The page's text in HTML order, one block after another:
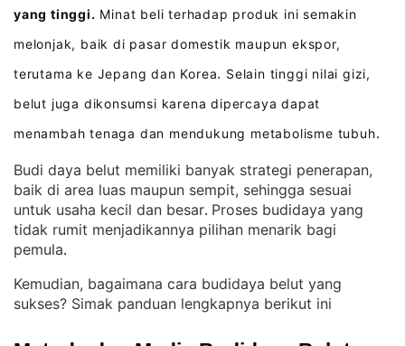
yang tinggi. Minat beli terhadap produk ini semakin
melonjak, baik di pasar domestik maupun ekspor,
terutama ke Jepang dan Korea. Selain tinggi nilai gizi,
belut juga dikonsumsi karena dipercaya dapat
menambah tenaga dan mendukung metabolisme tubuh.
Budi daya belut memiliki banyak strategi penerapan,
baik di area luas maupun sempit, sehingga sesuai
untuk usaha kecil dan besar. Proses budidaya yang
tidak rumit menjadikannya pilihan menarik bagi
pemula.
Kemudian, bagaimana cara budidaya belut yang
sukses? Simak panduan lengkapnya berikut ini